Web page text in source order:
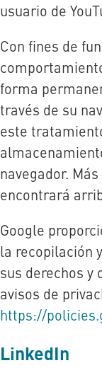
usuario de
Con fines de
forma
través de su
este
navegador.
encontrará
Google
la recopilación
sus derechos y
avisos de
https://
LinkedIn